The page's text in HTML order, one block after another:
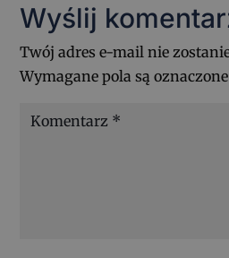
Wyślij
Twój adres e-mail nie
Wymagane pola są oznaczone